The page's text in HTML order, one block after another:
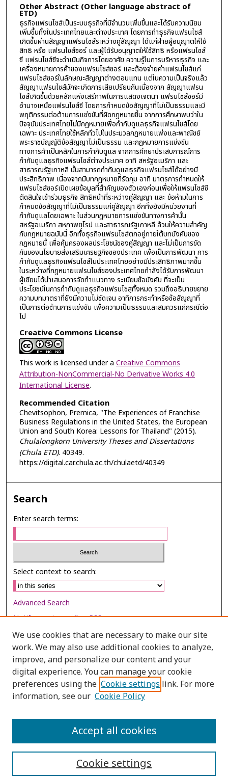
Other Abstract (Other language abstract of
ETD)
ธุรกิจแฟรนไชส์เป็นระบบธุรกิจที่มีจำนวนเพิ่มขึ้นและได้รับความนิยม
เพิ่มขึ้นทั้งในประเทศไทยและต่างประเทศ โดยการทำธุรกิจแฟรนไชส์
เกิดขึ้นผ่านสัญญาแฟรนไชส์ระหว่างคู่สัญญา ได้แก่ฝ่ายผู้อนุญาตให้ใช้
สิทธิ หรือ แฟรนไชส์ซอร์ และผู้ได้รับอนุญาตให้ใช้สิทธิ หรือแฟรนไชส์
ซี แฟรนไชส์ซีจะดำเนินกิจการโดยอาศัย ความรู้ในการบริหารธุรกิจ และ
เครื่องหมายการค้าของแฟรนไชส์ซอร์ และต้องจ่ายค่าแฟรนไชส์แก่
แฟรนไชส์ซอร์ในลักษณะสัญญาต่างตอบแทน แต่ในความเป็นจริงแล้ว
สัญญาแฟรนไชส์มักจะเกิดการเสียเปรียบกันเนื่องจาก สัญญาแฟรน
ไชส์เกิดขึ้นด้วยหลักแห่งเสรีภาพในการแสดงเจตนา แฟรนไชส์ซอร์มี
อำนาจเหนือแฟรนไชส์ซี โดยการกำหนดข้อสัญญาที่ไม่เป็นธรรมและมี
พฤติกรรมต่อต้านการแข่งขันที่ผิดกฎหมายขึ้น จากการศึกษาพบว่าใน
ปัจจุบันประเทศไทยไม่มีกฎหมายเพื่อกำกับดูแลธุรกิจแฟรนไชส์โดย
เฉพาะ ประเทศไทยใช้หลักทั่วไปในประมวลกฎหมายแพ่งและพาณิชย์
พระราชบัญญัติข้อสัญญาไม่เป็นธรรม และกฎหมายการแข่งขัน
ทางการค้าเป็นหลักในการกำกับดูแล จากการศึกษาประสบการณ์การ
กำกับดูแลธุรกิจแฟรนไชส์ต่างประเทศ อาทิ สหรัฐอเมริกา และ
สาธารณรัฐเกาหลี นั้นสามารถกำกับดูแลธุรกิจแฟรนไชส์ได้อย่างมี
ประสิทธิภาพ เนื่องจากมีบทกฎหมายที่รัดกุม อาทิ มาตรการกำหนดให้
แฟรนไชส์ซอร์เปิดเผยข้อมูลที่สำคัญของตัวเองก่อนเพื่อให้แฟรนไชส์ซี
ตัดสินใจเข้าร่วมธุรกิจ สิทธิหน้าที่ระหว่างคู่สัญญา และ ข้อห้ามในการ
กำหนดข้อสัญญาที่ไม่เป็นธรรมแก่คู่สัญญา อีกทั้งยังมีหน่วยงานที่
กำกับดูแลโดยเฉพาะ ในส่วนกฎหมายการแข่งขันทางการค้านั้น
สหรัฐอเมริกา สหภาพยุโรป และสาธารณรัฐเกาหลี ล้วนให้ความสำคัญ
กับกฎหมายฉบับนี้ อีกทั้งธุรกิจแฟรนไชส์ตกอยู่ภายใต้บทบังคับของ
กฎหมายนี้ เพื่อคุ้มครองผลประโยชน์ของคู่สัญญา และไม่เป็นการขัด
กันของนโยบายส่งเสริมเศรษฐกิจของประเทศ เพื่อเป็นการพัฒนา การ
กำกับดูแลธุรกิจแฟรนไชส์ในประเทศไทยอย่างมีประสิทธิภาพมากขึ้น
ในระหว่างที่กฎหมายแฟรนไชส์ของประเทศไทยกำลังได้รับการพัฒนา
ผู้เขียนได้นำเสนอการจัดทำแนวทาง ระเบียบข้อบังคับ ที่จะเป็น
ประโยชน์ในการกำกับดูแลธุรกิจแฟรนไชสฺทั้งหมด รวมถึงอธิบายขยาย
ความบทมาตราที่ยังมีความไม่ชัดเจน อาทิการกระทำหรือข้อสัญญาที่
เป็นการต่อต้านการแข่งขัน เพื่อความเป็นธรรมและสมควรแก่กรณีต่อ
ไป
Creative Commons License
This work is licensed under a Creative Commons
Attribution-NonCommercial-No Derivative Works 4.0
International License.
Recommended Citation
Chevitsophon, Premica, "The Experiences of Franchise
Business Regulations in the United States, the European
Union and South Korea: Lessons for Thailand" (2015).
Chulalongkorn University Theses and Dissertations
(Chula ETD). 40349.
https://digital.car.chula.ac.th/chulaetd/40349
Search
Enter search terms:
Select context to search:
Advanced Search
Notify me via email orRSS
Browse
Collections
Disciplines
Authors
We use cookies that are necessary to make our site
work. We may also use additional cookies to analyze,
improve, and personalize our content and your
digital experience. You can manage your cookie
preferences using the Cookie settings link. For more
information, see our Cookie Policy
Cookie settings
Accept all cookies